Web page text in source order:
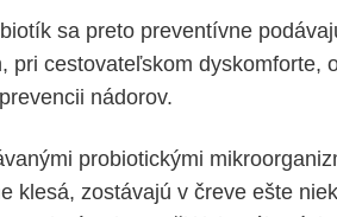
sa preto preventívne
pri cestovateľskom dyskomforte,
nádorov.
probiotickými
klesá, zostávajú v čreve ešte